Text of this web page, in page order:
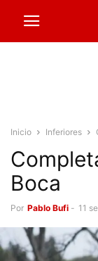
Inicio Inferiores
Boca
Por Pablo Bufi - 11